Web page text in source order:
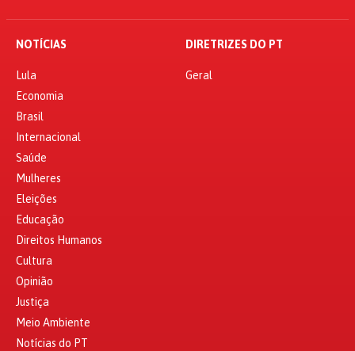
NOTÍCIAS
Lula
Economia
Brasil
Internacional
Saúde
Mulheres
Eleições
Educação
Direitos Humanos
Cultura
Opinião
Justiça
Meio Ambiente
Notícias do PT
DIRETRIZES DO PT
Geral